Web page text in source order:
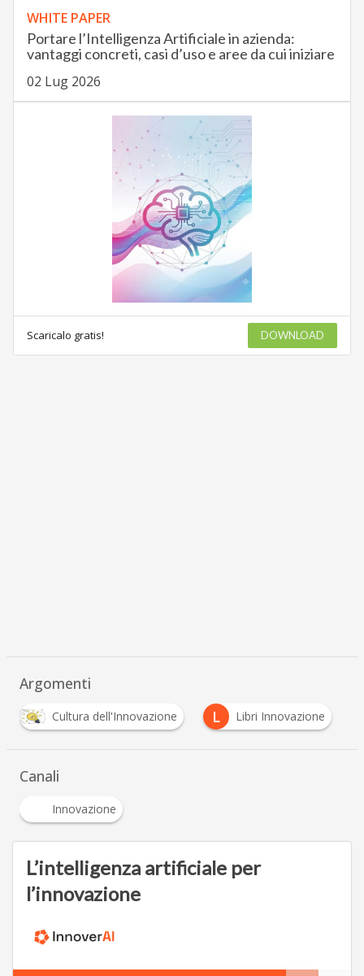
WHITE PAPER
Portare l’Intelligenza Artificiale in azienda:
vantaggi concreti, casi d’uso e aree da cui iniziare
02 Lug 2026
Scaricalo gratis! DOWNLOAD
Argomenti
Cultura dell'Innovazione L Libri Innovazione
Canali
Innovazione
L’intelligenza artificiale per
l’innovazione